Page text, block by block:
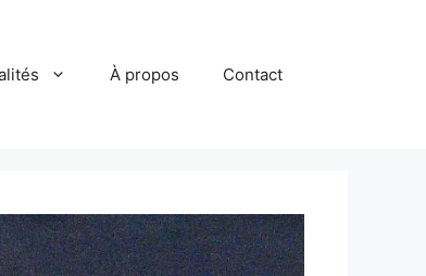
À propos Contact